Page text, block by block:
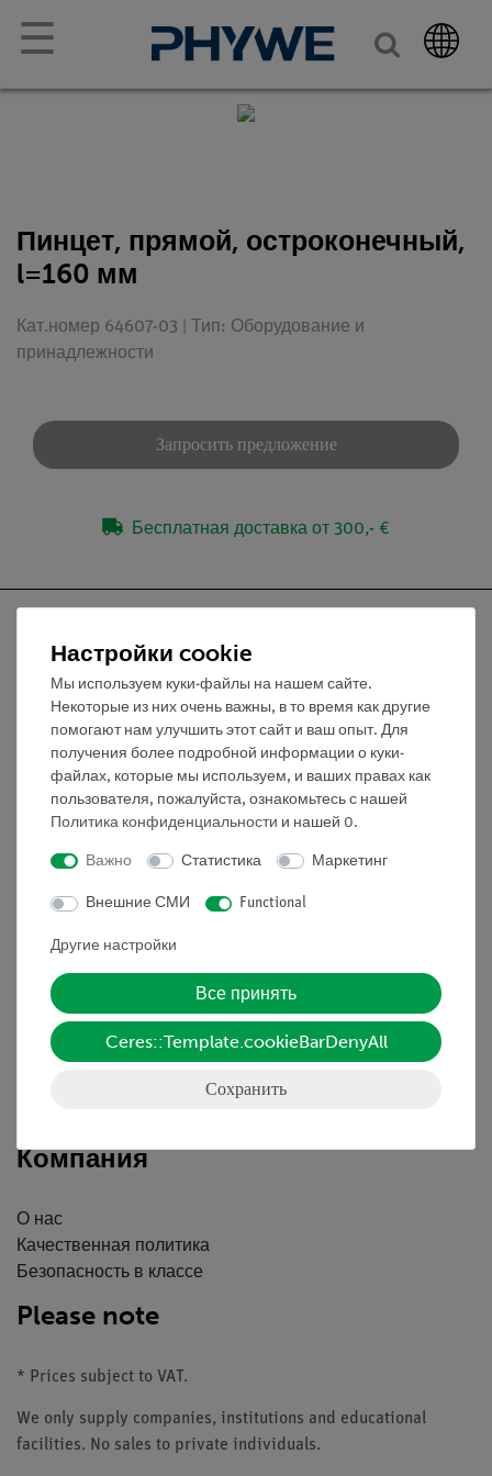
☰
Пинцет, прямой, остроконечный,
l=160 мм
Кат.номер 64607-03 | Тип: Оборудование и
принадлежности
Запросить предложение
Бесплатная доставка от 300,- €
Nach oben
Информация
Контактное лицо
Условия сотрудничества
Вводные данные
Обслуживание
Краткий обзор услуг
Скачать
Каталоги
Компания
О нас
Качественная политика
Безопасность в классе
Please note
* Prices subject to VAT.
We only supply companies, institutions and educational
facilities. No sales to private individuals.
Настройки cookie
Мы используем куки-файлы на нашем сайте.
Некоторые из них очень важны, в то время как другие
помогают нам улучшить этот сайт и ваш опыт. Для
получения более подробной информации о куки-
файлах, которые мы используем, и ваших правах как
пользователя, пожалуйста, ознакомьтесь с нашей
Политика конфиденциальности и нашей 0.
Важно Статистика Маркетинг
Внешние СМИ Functional
Другие настройки
Все принять
Ceres::Template.cookieBarDenyAll
Сохранить